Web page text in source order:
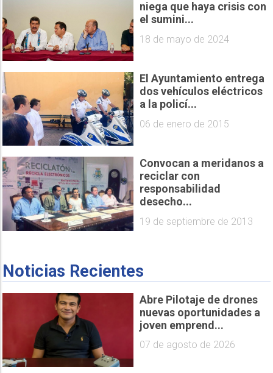
niega que haya crisis con
el sumini...
18 de mayo de 2024
El Ayuntamiento entrega
dos vehículos eléctricos
a la policí...
06 de enero de 2015
Convocan a meridanos a
reciclar con
responsabilidad
desecho...
19 de septiembre de 2013
Noticias Recientes
Abre Pilotaje de drones
nuevas oportunidades a
joven emprend...
07 de agosto de 2026